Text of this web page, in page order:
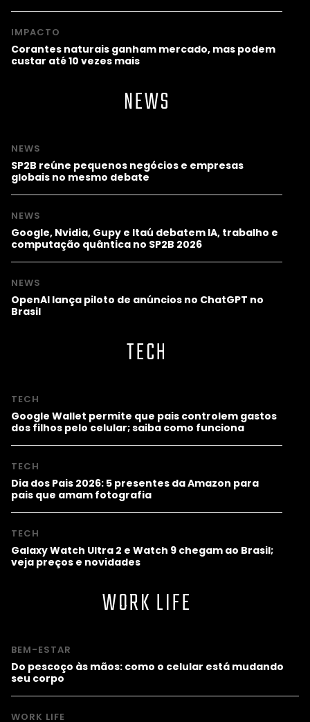
IMPACTO
Corantes naturais ganham mercado, mas podem
custar até 10 vezes mais
NEWS
NEWS
SP2B reúne pequenos negócios e empresas
globais no mesmo debate
NEWS
Google, Nvidia, Gupy e Itaú debatem IA, trabalho e
computação quântica no SP2B 2026
NEWS
OpenAI lança piloto de anúncios no ChatGPT no
Brasil
TECH
TECH
Google Wallet permite que pais controlem gastos
dos filhos pelo celular; saiba como funciona
TECH
Dia dos Pais 2026: 5 presentes da Amazon para
pais que amam fotografia
TECH
Galaxy Watch Ultra 2 e Watch 9 chegam ao Brasil;
veja preços e novidades
WORK LIFE
BEM-ESTAR
Do pescoço às mãos: como o celular está mudando
seu corpo
WORK LIFE